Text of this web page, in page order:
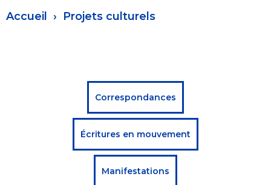
Fil
Accueil Projets culturels
Menu
projets
culturels
Correspondances
Écritures en mouvement
Manifestations